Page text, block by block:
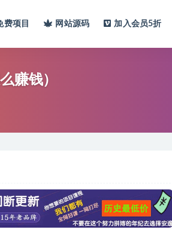
费项目 网站源码 加入会员5折
赚钱）